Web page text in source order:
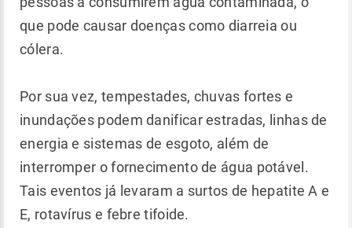
que pode causar doenças como diarreia ou
cólera.
Por sua vez, tempestades, chuvas fortes e
inundações podem danificar estradas, linhas de
energia e sistemas de esgoto, além de
interromper o fornecimento de água potável.
Tais eventos já levaram a surtos de hepatite A e
E, rotavírus e febre tifoide.